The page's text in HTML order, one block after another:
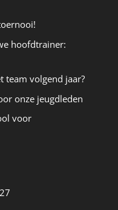
hoofdtrainer:
team volgend jaar?
onze jeugdleden
voor